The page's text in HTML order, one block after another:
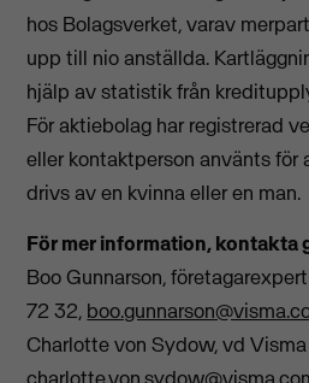
hos Bolagsverket, varav
upp till nio anställda.
hjälp av statistik från
För aktiebolag har registrerad
eller kontaktperson använts
drivs av en kvinna eller en man.
För mer information, kontakta
Boo Gunnarson,
72 32,
Charlotte von Sydow, vd